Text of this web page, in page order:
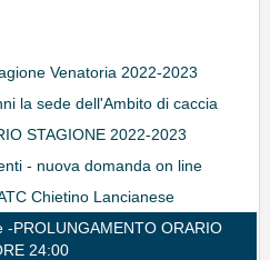
Venatoria 2022-2023
la sede dell'Ambito di caccia
STAGIONE 2022-2023
- nuova domanda on line
Chietino Lancianese
PROLUNGAMENTO ORARIO
24:00